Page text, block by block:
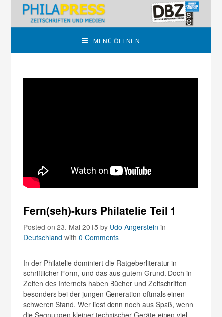
MENÜ ÖFFNEN
Fern(seh)-kurs Philatelie Teil 1
Posted on 23. Mai 2015by Udo Angerstein in
Deutschland with0 Comments
In der Philatelie dominiert die Ratgeberliteratur in
schriftlicher Form, und das aus gutem Grund. Doch in
Zeiten des Internets haben Bücher und Zeitschriften
besonders bei der jungen Generation oftmals einen
schweren Stand. Wer liest denn noch aus Spaß, wenn
die Segnungen kleiner technischer Geräte einen viel